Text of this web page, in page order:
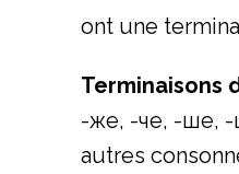
ont une
Terminaisons
-же, -че, -ше,
autres